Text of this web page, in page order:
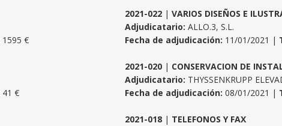
1595 €
2021-022 | VARIOS DISEÑOS E
Adjudicatario: ALLO.3, S.L.
Fecha de adjudicación: 11/01/2021 |
41 €
2021-020 | CONSERVACION DE
Adjudicatario: THYSSENKRUPP
Fecha de adjudicación: 08/01/2021 |
2021-018 | TELEFONOS Y FAX